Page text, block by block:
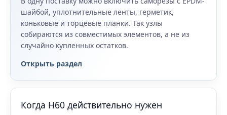
шайбой, уплотнительные ленты, герметик,
коньковые и торцевые планки. Так узлы
собираются из совместимых элементов, а не из
случайно купленных остатков.
Открыть раздел
Когда Н60 действительно нужен